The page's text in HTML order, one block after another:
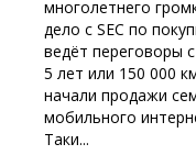
многолетнего
дело с SEC по
ведёт переговоры
5 лет или 150 000
начали продажи
мобильного
Таки...